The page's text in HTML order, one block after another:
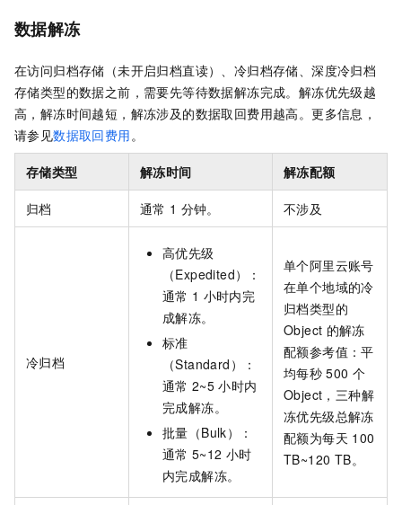
数据解冻
在访问归档存储（未开启归档直读）、冷归档存储、深度冷归档
存储类型的数据之前，需要先等待数据解冻完成。解冻优先级越
高，解冻时间越短，解冻涉及的数据取回费用越高。更多信息，
请参见数据取回费用 。
存储类型 解冻时间 解冻配额
归档 通常 1 分钟。 不涉及
冷归档
高优先级
（Expedited）：
通常 1 小时内完
成解冻。
标准
（Standard）：
通常 2~5 小时内
完成解冻。
批量（Bulk）：
通常 5~12 小时
内完成解冻。
单个阿里云账号
在单个地域的冷
归档类型的
Object 的解冻
配额参考值：平
均每秒 500 个
Object，三种解
冻优先级总解冻
配额为每天 100
TB~120 TB。